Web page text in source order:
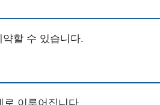
할 수 있습니다.
이루어집니다.